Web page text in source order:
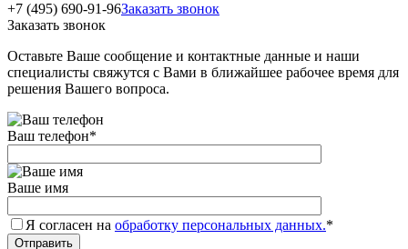
+7 (495) 690-91-96Заказать звонок
Заказать звонок
Оставьте Ваше сообщение и контактные данные и наши
специалисты свяжутся с Вами в ближайшее рабочее время для
решения Вашего вопроса.
Ваш телефон*
Ваше имя
Я согласен на обработку персональных данных.*